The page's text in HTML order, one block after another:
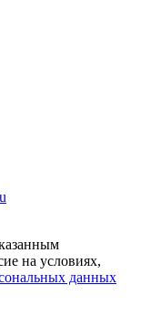
на условиях,
данных